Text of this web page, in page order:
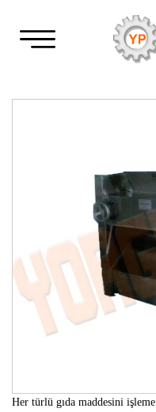
Her türlü gıda maddesini işleme